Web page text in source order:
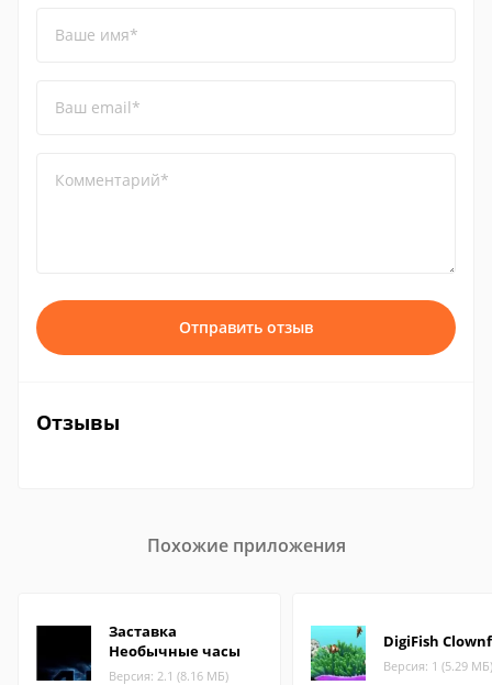
Ваше имя*
Ваш email*
Комментарий*
Отправить отзыв
Отзывы
Похожие приложения
Заставка
Необычные часы
Версия: 2.1 (8.16 МБ)
DigiFish
Версия: 1 (5.29 МБ)